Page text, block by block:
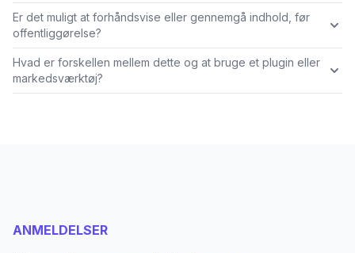
Er det muligt at forhåndsvise eller gennemgå indhold, før
offentliggørelse?
Hvad er forskellen mellem dette og at bruge et plugin eller
markedsværktøj?
ANMELDELSER